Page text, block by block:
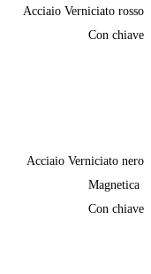
Acciaio Verniciato rosso
Con chiave
Acciaio Verniciato nero
Magnetica
Con chiave